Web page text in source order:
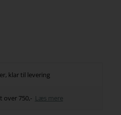
klar til levering
over 750,- Læs mere